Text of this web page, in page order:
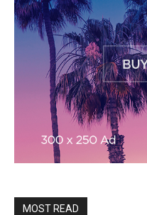
MOST READ